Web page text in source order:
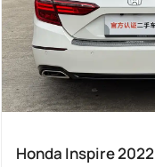
Honda Inspire 2022